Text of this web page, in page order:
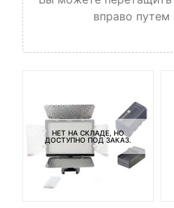
вправо путем
НЕТ НА СКЛАДЕ, НО
ДОСТУПНО ПОД ЗАКАЗ.